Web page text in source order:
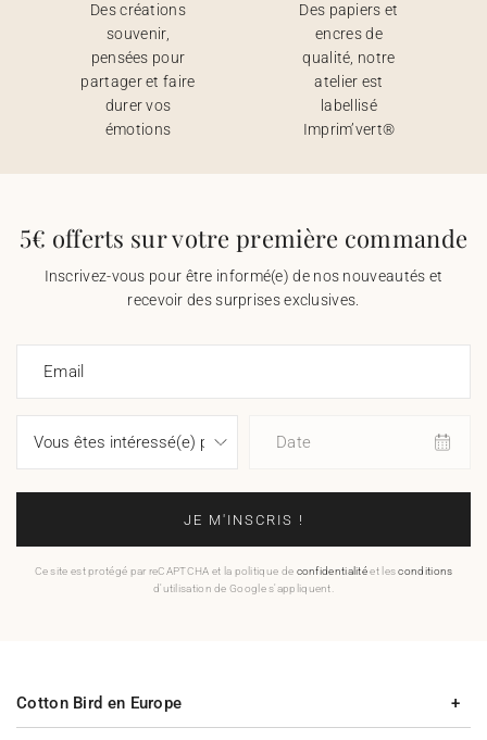
Des créations
souvenir,
pensées pour
partager et faire
durer vos
émotions
Des papiers et
encres de
qualité, notre
atelier est
labellisé
Imprim’vert®
5€ offerts sur votre première commande
Inscrivez-vous pour être informé(e) de nos nouveautés et
recevoir des surprises exclusives.
Email
Date
JE M'INSCRIS !
Ce site est protégé par reCAPTCHA et la politique de confidentialitéet lesconditions
d'utilisation de Google s'appliquent.
Cotton Bird en Europe